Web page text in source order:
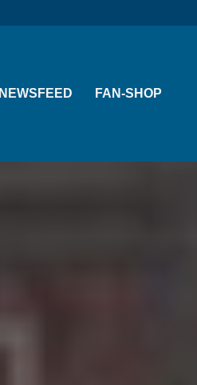
NEWSFEED FAN-SHOP